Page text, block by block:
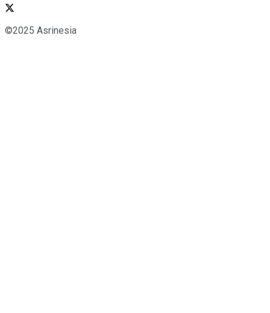
©2025 Asrinesia